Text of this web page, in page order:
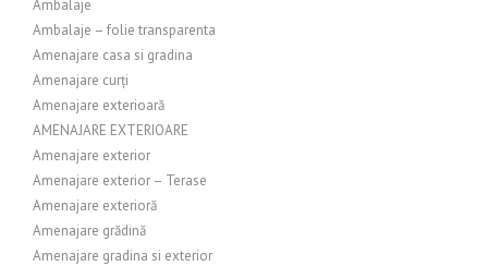
Ambalaje
Ambalaje – folie transparenta
Amenajare casa si gradina
Amenajare curți
Amenajare exterioară
AMENAJARE EXTERIOARE
Amenajare exterior
Amenajare exterior – Terase
Amenajare exterioră
Amenajare grădină
Amenajare gradina si exterior